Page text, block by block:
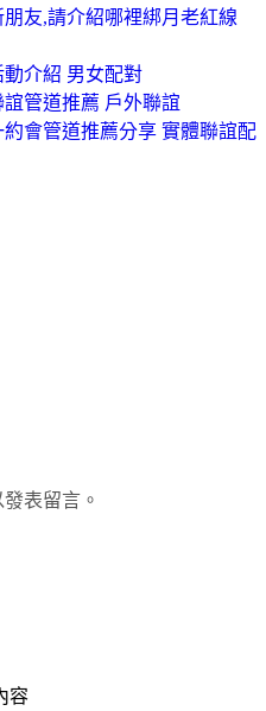
友,請介紹哪裡綁月老紅線
介紹 男女配對
管道推薦 戶外聯誼
會管道推薦分享 實體聯誼配
發表留言。
容